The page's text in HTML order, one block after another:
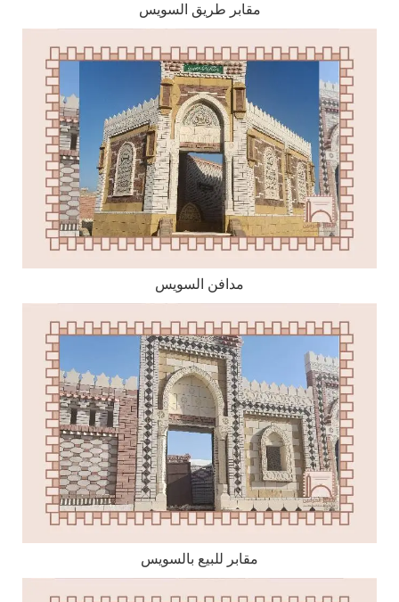
مقابر طريق السويس
مدافن السويس
مقابر للبيع بالسويس